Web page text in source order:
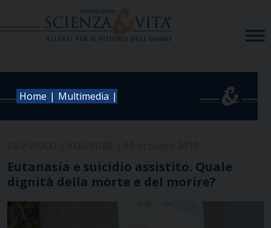
Home | Multimedia |
Eutanasia e suicidio assistito. Quale
dignità della morte e del morire?